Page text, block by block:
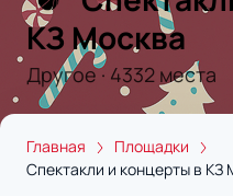
КЗ Москва
Другое· 4332 места
Главная
Площадки
Спектакли и концерты в КЗ